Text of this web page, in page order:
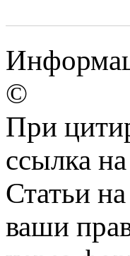
©
При
ссылка
Статьи
ваши